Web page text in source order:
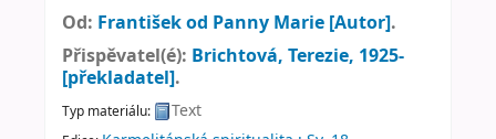
Od: František od Panny Marie [Autor].
Přispěvatel(é): Brichtová, Terezie, 1925-
[překladatel].
Typ materiálu: Text